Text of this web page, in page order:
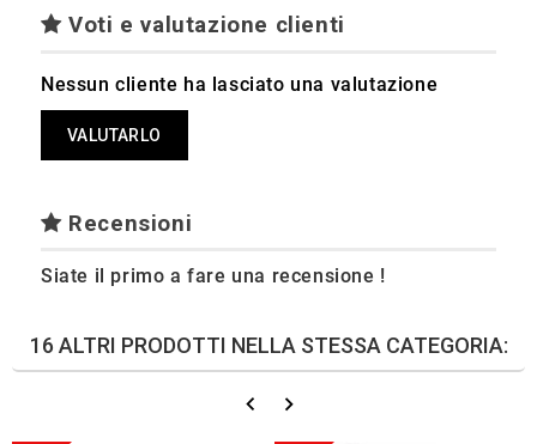
Voti e valutazione clienti
Nessun cliente ha lasciato una valutazione
VALUTARLO
Recensioni
Siate il primo a fare una recensione !
16 ALTRI PRODOTTI NELLA STESSA CATEGORIA: